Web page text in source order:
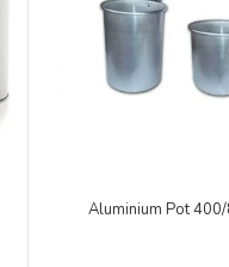
Aluminium Pot